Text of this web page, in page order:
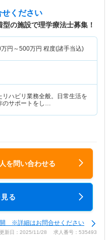
ください
型の施設で理学療法士募集！
万円～500万円 程度(諸手当込)
リハビリ業務全般。日常生活を
のサポートをし…
を問い合わせる
る
※詳細はお問合せください
更新日：2025/11/28 求人番号：535493